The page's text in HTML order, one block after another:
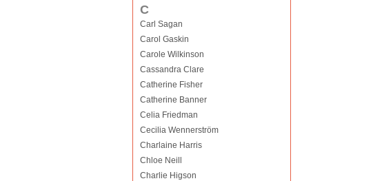
C
Carl Sagan
Carol Gaskin
Carole Wilkinson
Cassandra Clare
Catherine Fisher
Catherine Banner
Celia Friedman
Cecilia Wennerström
Charlaine Harris
Chloe Neill
Charlie Higson